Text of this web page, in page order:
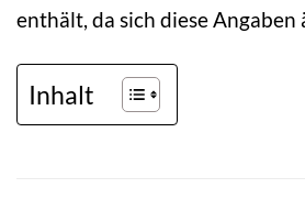
enthält, da sich diese Angaben
Inhalt